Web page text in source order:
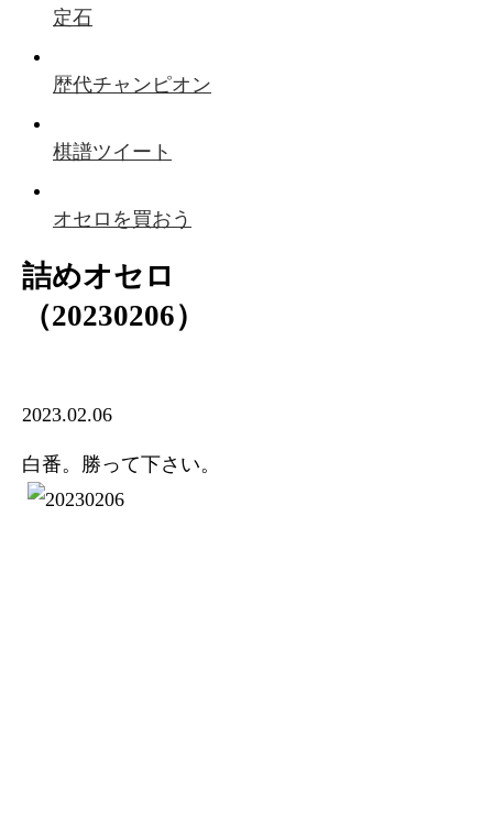
定石
歴代チャンピオン
棋譜ツイート
オセロを買おう
詰めオセロ
（20230206）
2023.02.06
白番。勝って下さい。